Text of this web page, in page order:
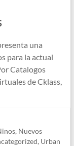
una
para la actual
Catalogos
de Cklass,
, Nuevos
, Urban